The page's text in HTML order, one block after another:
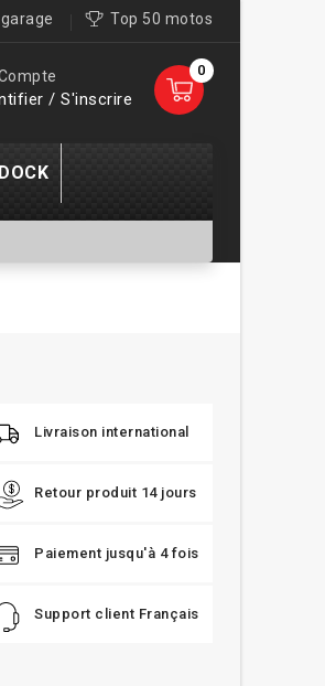
Top 50 motos
0
/ S'inscrire
Livraison international
Retour produit 14 jours
Paiement jusqu'à 4 fois
Support client Français